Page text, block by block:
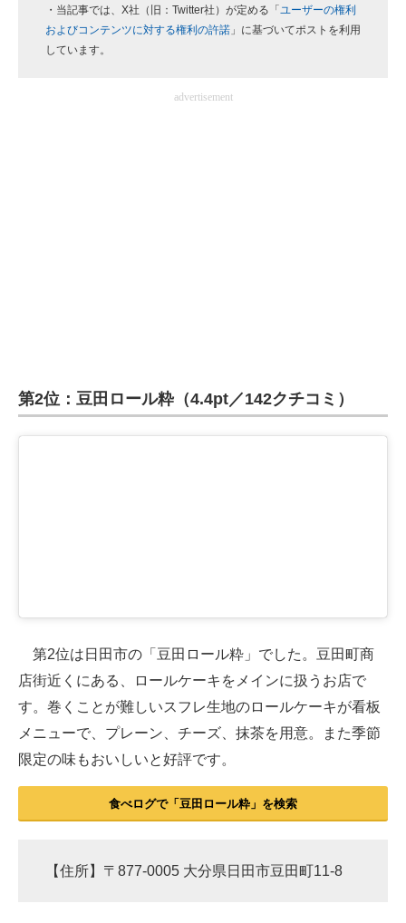
・当記事では、X社（旧：Twitter社）が定める「 ユーザーの権利
およびコンテンツに対する権利の許諾 」に基づいてポストを利用
しています。
advertisement
第2位：豆田ロール粋（4.4pt／142クチコミ）
第2位は日田市の「豆田ロール粋」でした。豆田町商
店街近くにある、ロールケーキをメインに扱うお店で
す。巻くことが難しいスフレ生地のロールケーキが看板
メニューで、プレーン、チーズ、抹茶を用意。また季節
限定の味もおいしいと好評です。
食べログで「豆田ロール粋」を検索
【住所】〒877-0005 大分県日田市豆田町11-8